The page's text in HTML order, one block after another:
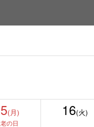
(月)
の日
16(火)